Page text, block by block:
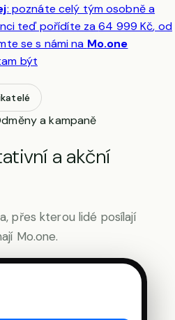
: poznáte celý tým osobně a
teď pořídíte za64 999 Kč, od
se s námi na Mo.one
být
a kampaně
a akční
přes kterou lidé posílají
Mo.one.